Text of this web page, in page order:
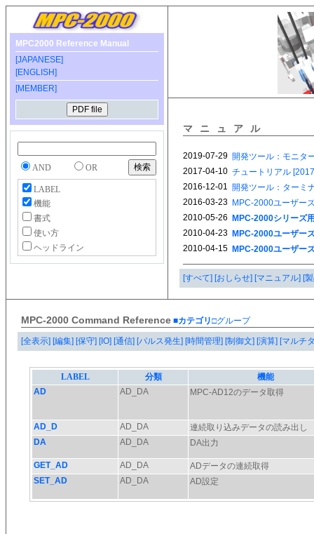
MPC2000 Reference Manual
[JAPANESE]
[ENGLISH]
[MEMBER]
AND OR
LABEL
機能
書式
使い方
ヘッドライン
マニュアル
[すべて] [おしらせ] [マニュアル] [
MPC-2000 Command Reference ■カテゴリ□グループ
[全表示] [編集] [保守] [IO] [通信] [パルス発生] [時間管理] [制御文] [演算] [マルチ